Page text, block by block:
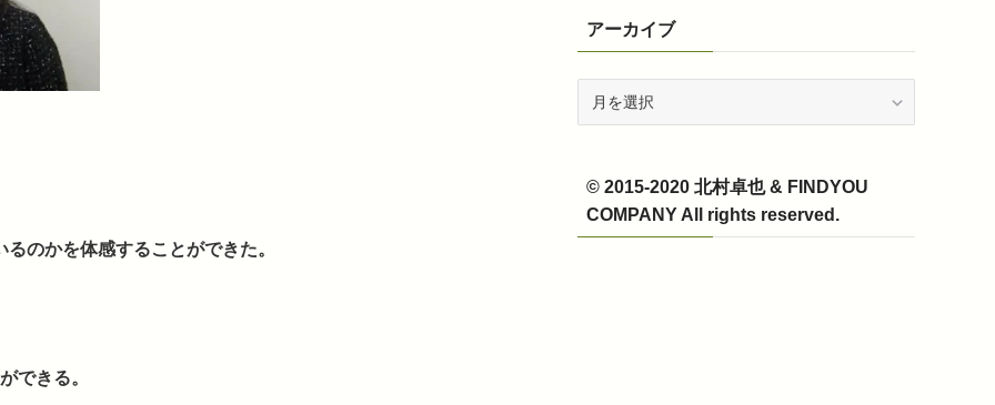
るのかを体感することができた。
できる。
アーカイブ
ブ© 2015-2020 北村卓也 & FINDYOU
COMPANY All rights reserved.